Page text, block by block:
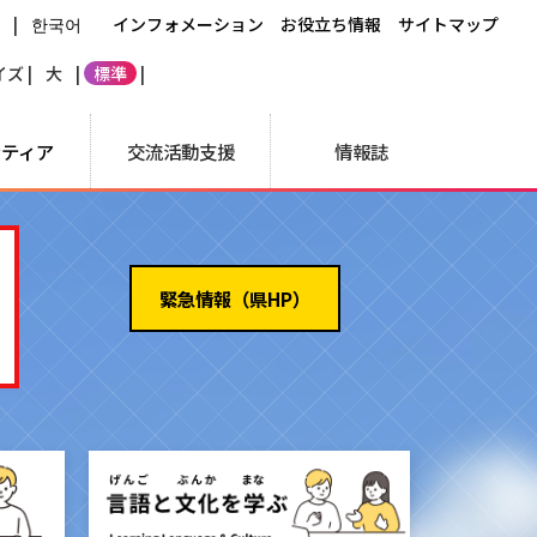
| 한국어 インフォメーション お役立ち情報 サイトマップ
ズ | 大 | 標準 |
ィア 交流活動支援 情報誌
緊急情報（県HP）